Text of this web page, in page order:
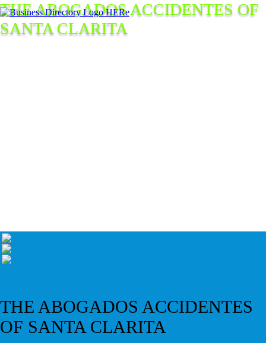
THE ABOGADOS ACCIDENTES OF
SANTA CLARITA
THE ABOGADOS ACCIDENTES
OF SANTA CLARITA